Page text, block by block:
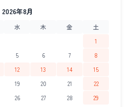
2026年8月
水 木 金
土
1
5 6 7
8
12 13 14
15
19 20 21
22
26 27 28
29